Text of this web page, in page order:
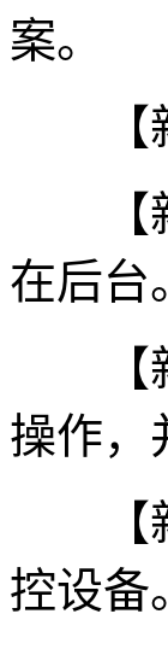
案。
【新
【新
在后台
【新
操作，
【新
控设备